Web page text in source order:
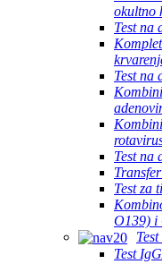
okultno
Test na
Test na
Test na
Test za
O139) i
Test